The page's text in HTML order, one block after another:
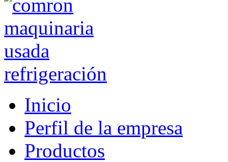
Inicio
Perfil de la empresa
Productos